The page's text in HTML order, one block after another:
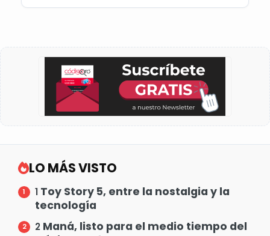
LO MÁS VISTO
1 Toy Story 5, entre la nostalgia y la
tecnología
2 Maná, listo para el medio tiempo del